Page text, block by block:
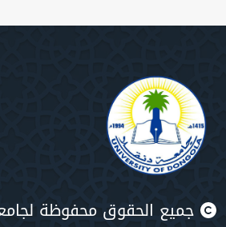
جميع الحقوق محفوظة لجامعة